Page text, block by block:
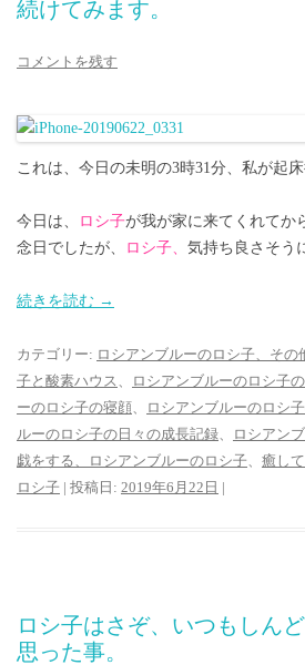
続けてみます。
コメントを残す
これは、今日の未明の3時31分、私が起
今日は、 ロシ子が我が家に来てくれてか
念日でしたが、
ロシ子、 気持ち良さそう
続きを読む →
カテゴリー: ロシアンブルーのロシ子、その
子と酸素ハウス
ロシアンブルーのロシ子
ーのロシ子の寝顔
ロシアンブルーのロシ
ルーのロシ子の日々の成長記録
ロシアン
戯をする、ロシアンブルーのロシ子
癒し
ロシ子 | 投稿日: 2019年6月22日 |
ロシ子はさぞ、いつもしん
思った事。